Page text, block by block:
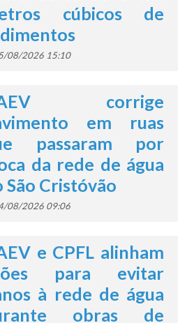
cúbicos de
08/2026 15:10
corrige
em ruas
passaram por
da rede de água
São Cristóvão
08/2026 09:06
e CPFL alinham
para evitar
à rede de água
obras de